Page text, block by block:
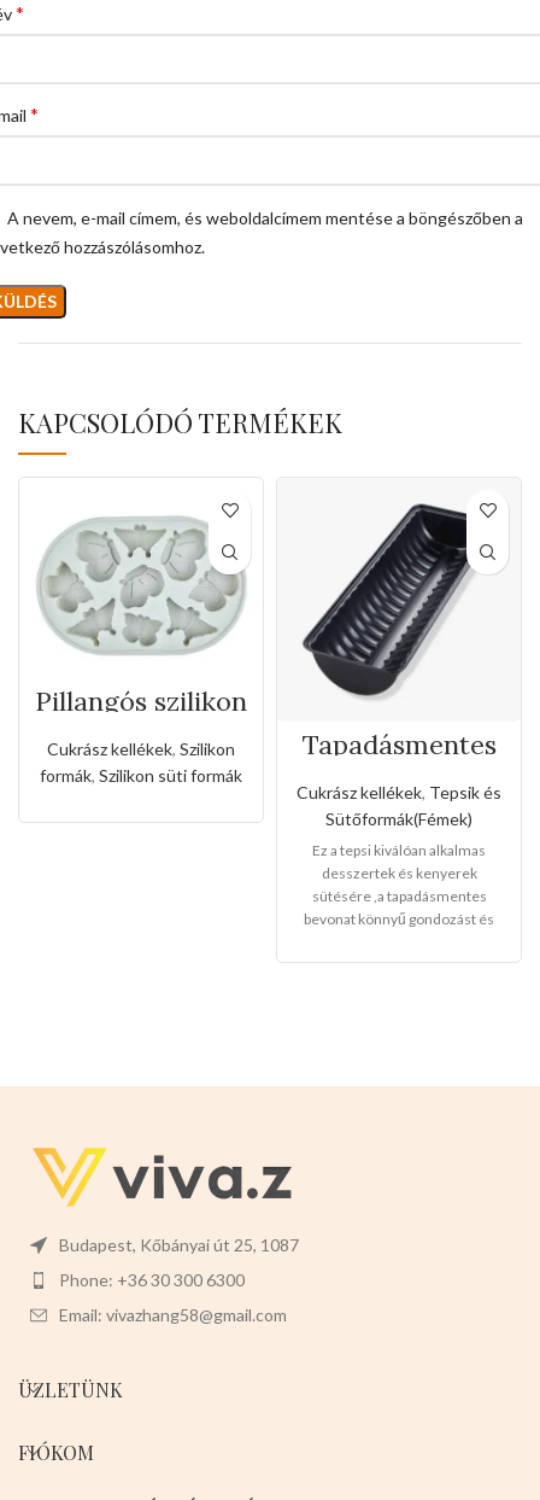
*
*
A nevem, e-mail címem, és weboldalcímem mentése a böngészőben a
hozzászólásomhoz.
KAPCSOLÓDÓ TERMÉKEK
Pillangós szilikon
forma
Cukrász kellékek, Szilikon
formák, Szilikon süti formák
Tapadásmentes
forma(Kis méret)
Cukrász kellékek, Tepsik és
Sütőformák(Fémek)
Ez a tepsi kiválóan alkalmas
desszertek és kenyerek
sütésére ,a tapadásmentes
bevonat könnyű gondozást és
könnyen levehet,ez megkönnyíti
Budapest, Kőbányai út 25, 1087
Phone: +36 30 300 6300
Email: vivazhang58@gmail.com
ÜZLETÜNK
FIÓKOM